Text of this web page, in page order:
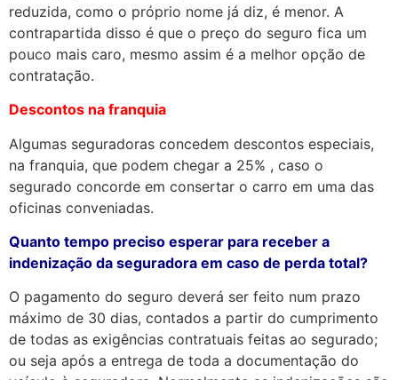
reduzida, como o próprio nome já diz, é menor. A
contrapartida disso é que o preço do seguro fica um
pouco mais caro, mesmo assim é a melhor opção de
contratação.
Descontos na franquia
Algumas seguradoras concedem descontos especiais,
na franquia, que podem chegar a 25% , caso o
segurado concorde em consertar o carro em uma das
oficinas conveniadas.
Quanto tempo preciso esperar para receber a
indenização da seguradora em caso de perda total?
O pagamento do seguro deverá ser feito num prazo
máximo de 30 dias, contados a partir do cumprimento
de todas as exigências contratuais feitas ao segurado;
ou seja após a entrega de toda a documentação do